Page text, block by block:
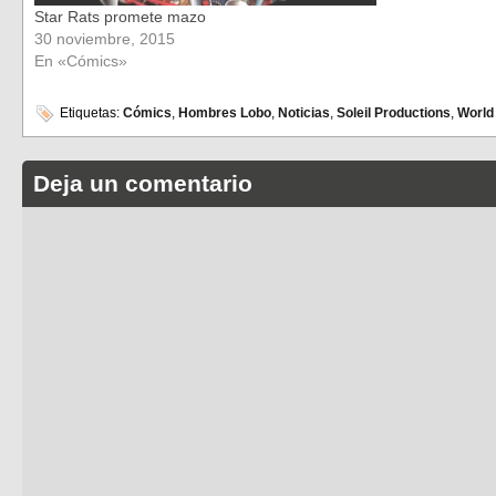
Star Rats promete mazo
30 noviembre, 2015
En «Cómics»
Etiquetas: Cómics Hombres Lobo Noticias Soleil Productions
Deja un comentario